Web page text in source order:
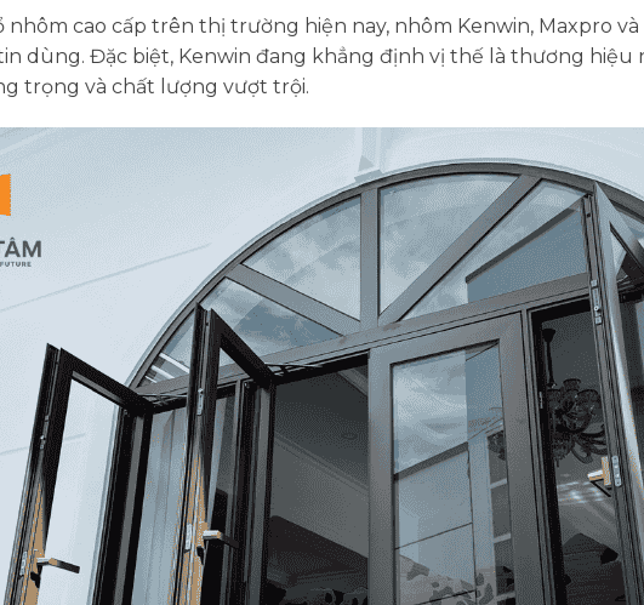
nhôm cao cấp trên thị trường hiện nay, nhôm Kenwin, Maxpro
dùng. Đặc biệt, Kenwin đang khẳng định vị thế là thương hiệu
trọng và chất lượng vượt trội.